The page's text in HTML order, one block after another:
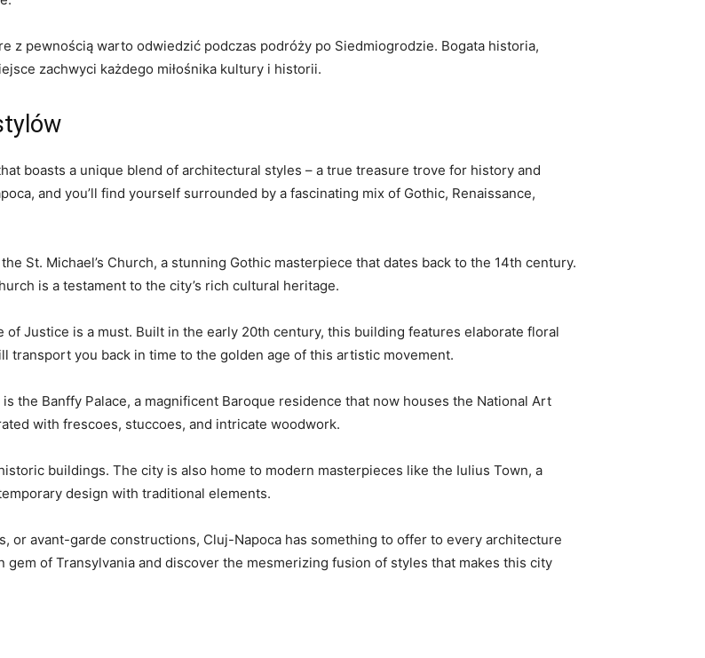
z pewnością warto odwiedzić ​podczas podróży po Siedmiogrodzie. Bogata historia,
zachwyci każdego miłośnika kultury i historii.
boasts a unique blend of architectural styles – a true treasure trove for history‍ and
and you’ll find yourself ‍surrounded by a fascinating mix of Gothic,⁣ Renaissance,
St. Michael’s Church, a stunning Gothic masterpiece that dates back to the 14th century.
is a testament⁢ to the‌ city’s rich cultural heritage.
Justice is a must. Built in the early 20th century, this building features elaborate floral
transport you back​ in time to the golden ‌age of this artistic movement.
the Banffy Palace,‍ a magnificent Baroque residence that‌ now houses‌ the National Art⁢
with frescoes, stuccoes, and intricate woodwork.
buildings. The city is ⁣also home to modern‍ masterpieces like the Iulius Town, a
design​ with traditional elements.
or avant-garde constructions, Cluj-Napoca has something to offer ⁤to every architecture
of Transylvania and discover the mesmerizing fusion of styles that makes this city⁢